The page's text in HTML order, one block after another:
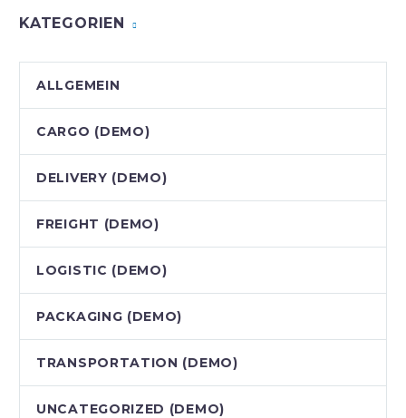
KATEGORIEN
ALLGEMEIN
CARGO (DEMO)
DELIVERY (DEMO)
FREIGHT (DEMO)
LOGISTIC (DEMO)
PAСKAGING (DEMO)
TRANSPORTATION (DEMO)
UNCATEGORIZED (DEMO)